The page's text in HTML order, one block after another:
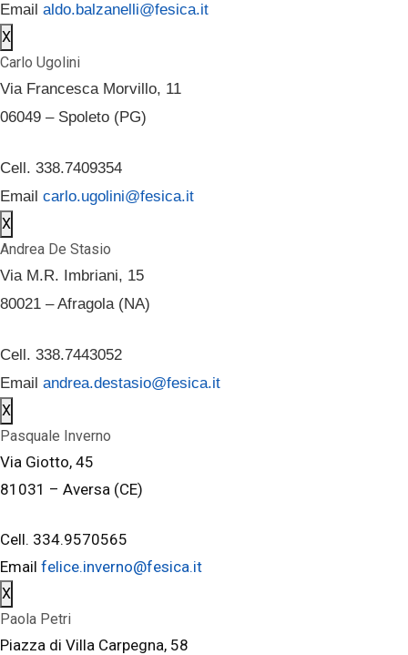
Email aldo.balzanelli@fesica.it
X
Carlo Ugolini
Via Francesca Morvillo, 11
06049 – Spoleto (PG)
Cell. 338.7409354
Email carlo.ugolini@fesica.it
X
Andrea De Stasio
Via M.R. Imbriani, 15
80021 – Afragola (NA)
Cell. 338.7443052
Email andrea.destasio@fesica.it
X
Pasquale Inverno
Via Giotto, 45
81031 – Aversa (CE)
Cell. 334.9570565
Email felice.inverno@fesica.it
X
Paola Petri
Piazza di Villa Carpegna, 58